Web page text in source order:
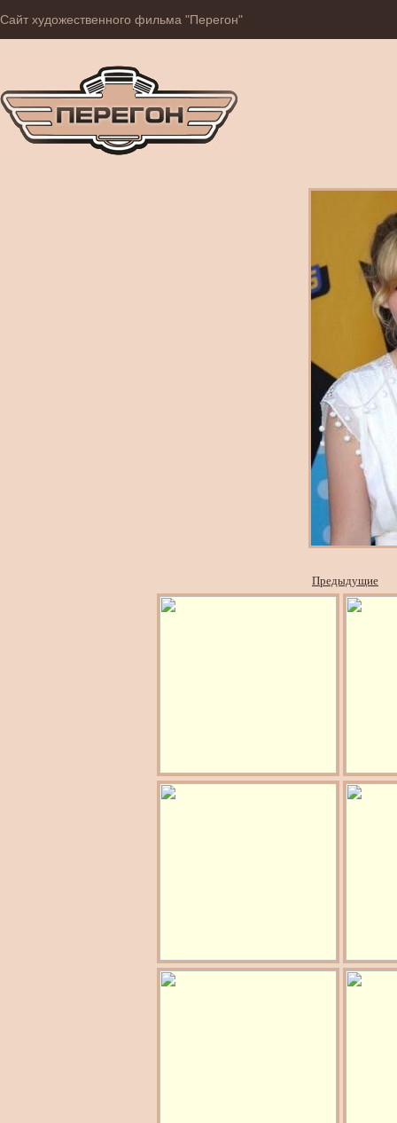
Сайт художественного фильма "Перегон"
Предыдущие